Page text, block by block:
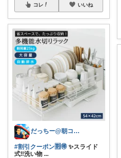
コレ いいね
だっちー@朝コレ5時🚗カー用品探求家
#割引クーポン🈹🉐 ✨スライド
式‼️洗い物 ...